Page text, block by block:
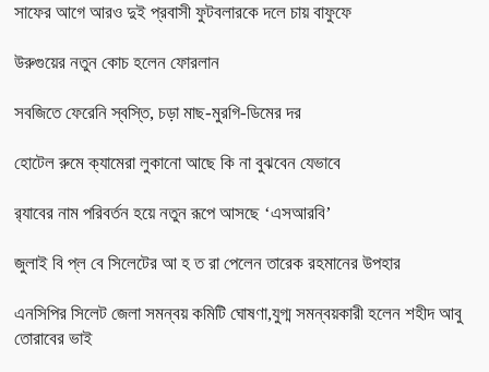
সাফের আগে আরও দুই প্রবাসী ফুটবলারকে দলে চায় বাফুফে
উরুগুয়ের নতুন কোচ হলেন ফোরলান
সবজিতে ফেরেনি স্বস্তি, চড়া মাছ-মুরগি-ডিমের দর
হোটেল রুমে ক্যামেরা লুকানো আছে কি না বুঝবেন যেভাবে
র‌্যাবের নাম পরিবর্তন হয়ে নতুন রূপে আসছে ‘এসআরবি’
জুলাই বি প্ল বে সিলেটের আ হ ত রা পেলেন তারেক রহমানের উপহার
এনসিপির সিলেট জেলা সমন্বয় কমিটি ঘোষণা,যুগ্ম সমন্বয়কারী হলেন শহীদ আবু
তোরাবের ভাই